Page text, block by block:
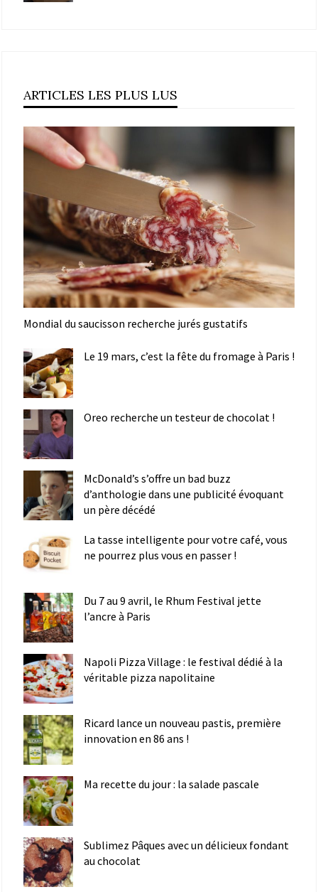
ARTICLES LES PLUS LUS
Mondial du saucisson recherche jurés gustatifs
Le 19 mars, c’est la fête du fromage à Paris !
Oreo recherche un testeur de chocolat !
McDonald’s s’offre un bad buzz
d’anthologie dans une publicité évoquant
un père décédé
La tasse intelligente pour votre café, vous
ne pourrez plus vous en passer !
Du 7 au 9 avril, le Rhum Festival jette
l’ancre à Paris
Napoli Pizza Village : le festival dédié à la
véritable pizza napolitaine
Ricard lance un nouveau pastis, première
innovation en 86 ans !
Ma recette du jour : la salade pascale
Sublimez Pâques avec un délicieux fondant
au chocolat